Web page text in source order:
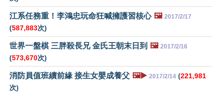
江系任務重！李鴻忠玩命狂喊擁護習核心 🖼️ 2017/2/17
(587,883次)
世界一盤棋 三胖殺長兄 金氏王朝末日到 🖼️ 2017/2/16
(573,670次)
消防員值班續前緣 接生女嬰成養父 🖼️▶️ 2017/2/14 (221,981
次)